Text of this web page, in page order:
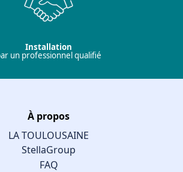
Installation
un professionnel qualifié
À propos
LA TOULOUSAINE
StellaGroup
FAQ